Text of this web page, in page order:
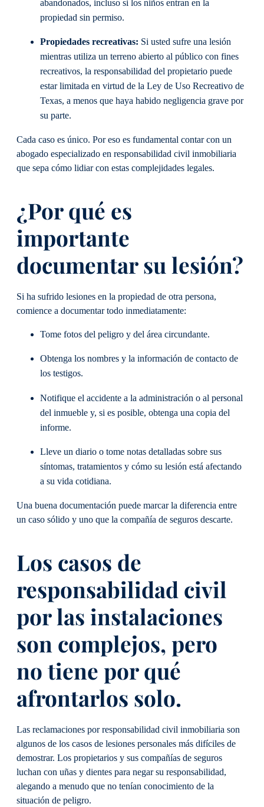
abandonados, incluso si los niños entran en la
propiedad sin permiso.
Propiedades recreativas: Si usted sufre una lesión
mientras utiliza un terreno abierto al público con fines
recreativos, la responsabilidad del propietario puede
estar limitada en virtud de la Ley de Uso Recreativo de
Texas, a menos que haya habido negligencia grave por
su parte.
Cada caso es único. Por eso es fundamental contar con un
abogado especializado en responsabilidad civil inmobiliaria
que sepa cómo lidiar con estas complejidades legales.
¿Por qué es
importante
documentar su lesión?
Si ha sufrido lesiones en la propiedad de otra persona,
comience a documentar todo inmediatamente:
Tome fotos del peligro y del área circundante.
Obtenga los nombres y la información de contacto de
los testigos.
Notifique el accidente a la administración o al personal
del inmueble y, si es posible, obtenga una copia del
informe.
Lleve un diario o tome notas detalladas sobre sus
síntomas, tratamientos y cómo su lesión está afectando
a su vida cotidiana.
Una buena documentación puede marcar la diferencia entre
un caso sólido y uno que la compañía de seguros descarte.
Los casos de
responsabilidad civil
por las instalaciones
son complejos, pero
no tiene por qué
afrontarlos solo.
Las reclamaciones por responsabilidad civil inmobiliaria son
algunos de los casos de lesiones personales más difíciles de
demostrar. Los propietarios y sus compañías de seguros
luchan con uñas y dientes para negar su responsabilidad,
alegando a menudo que no tenían conocimiento de la
situación de peligro.